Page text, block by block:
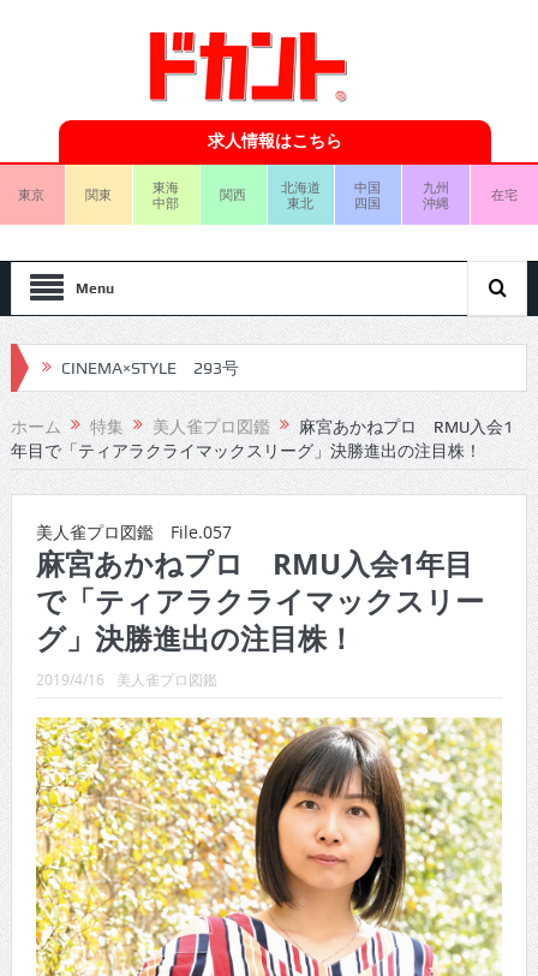
求人情報はこちら
東京 関東
東海
中部
関西
北海道
東北
中国
四国
九州
沖縄
在宅
Menu
CINEMA×STYLE 292号
CINEMA×STYLE 291号
CINEMA×STYLE 290号
CINEMA×STYLE 288号
CINEMA×STYLE 287号
CINEMA×STYLE 286号
CINEMA×STYLE 285号
CINEMA×STYLE 294号
CINEMA×STYLE 293号
ホーム 特集 美人雀プロ図鑑
麻宮あかねプロ RMU入会1
年目で「ティアラクライマックスリーグ」決勝進出の注目株！
美人雀プロ図鑑 File.057
麻宮あかねプロ RMU入会1年目
で「ティアラクライマックスリー
グ」決勝進出の注目株！
2019/4/16 美人雀プロ図鑑